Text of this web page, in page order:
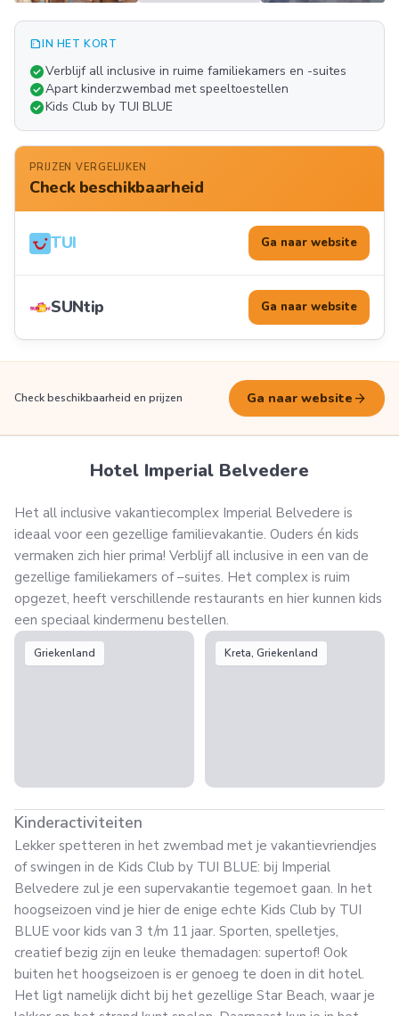
FOTO'S
summarizeIN HET KORT
check_circleVerblijf all inclusive in ruime familiekamers en -suites
check_circleApart kinderzwembad met speeltoestellen
check_circleKids Club by TUI BLUE
PRIJZEN VERGELIJKEN
Check beschikbaarheid
TUI Ga naar website
SUNtip Ga naar website
Check beschikbaarheid en prijzen Ga naar website arrow_forward
Hotel Imperial Belvedere
Het all inclusive vakantiecomplex Imperial Belvedere is
ideaal voor een gezellige familievakantie. Ouders én kids
vermaken zich hier prima! Verblijf all inclusive in een van de
gezellige familiekamers of –suites. Het complex is ruim
opgezet, heeft verschillende restaurants en hier kunnen kids
een speciaal kindermenu bestellen.
Griekenland Kreta, Griekenland
Kinderactiviteiten
Lekker spetteren in het zwembad met je vakantievriendjes
of swingen in de Kids Club by TUI BLUE: bij Imperial
Belvedere zul je een supervakantie tegemoet gaan. In het
hoogseizoen vind je hier de enige echte Kids Club by TUI
BLUE voor kids van 3 t/m 11 jaar. Sporten, spelletjes,
creatief bezig zijn en leuke themadagen: supertof! Ook
buiten het hoogseizoen is er genoeg te doen in dit hotel.
Het ligt namelijk dicht bij het gezellige Star Beach, waar je